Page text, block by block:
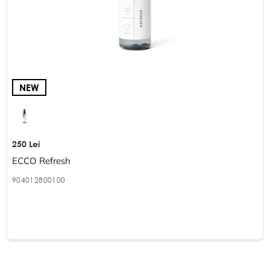
NEW
250 Lei
ECCO Refresh
904012800100